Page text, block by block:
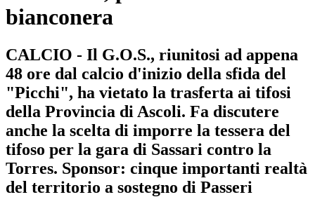
bianconera
CALCIO - Il G.O.S., riunitosi ad appena
48 ore dal calcio d'inizio della sfida del
"Picchi", ha vietato la trasferta ai tifosi
della Provincia di Ascoli. Fa discutere
anche la scelta di imporre la tessera del
tifoso per la gara di Sassari contro la
Torres. Sponsor: cinque importanti realtà
del territorio a sostegno di Passeri